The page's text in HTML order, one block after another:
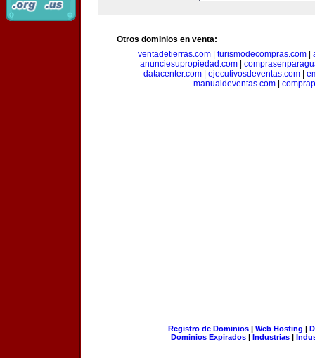
Otros dominios en venta:
ventadetierras.com
turismodecompras.com
anunciesupropiedad.com|
datacenter.com
ejecutivosdeventas.com
manualdeventas.com|
Registro de Dominios| Web Hosting |
Dominios Expirados | Industrias |